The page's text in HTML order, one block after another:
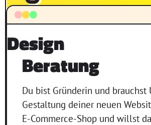
Design
Beratung
Du bist Gründerin und
Gestaltung deiner neuen
E-Commerce-Shop und willst